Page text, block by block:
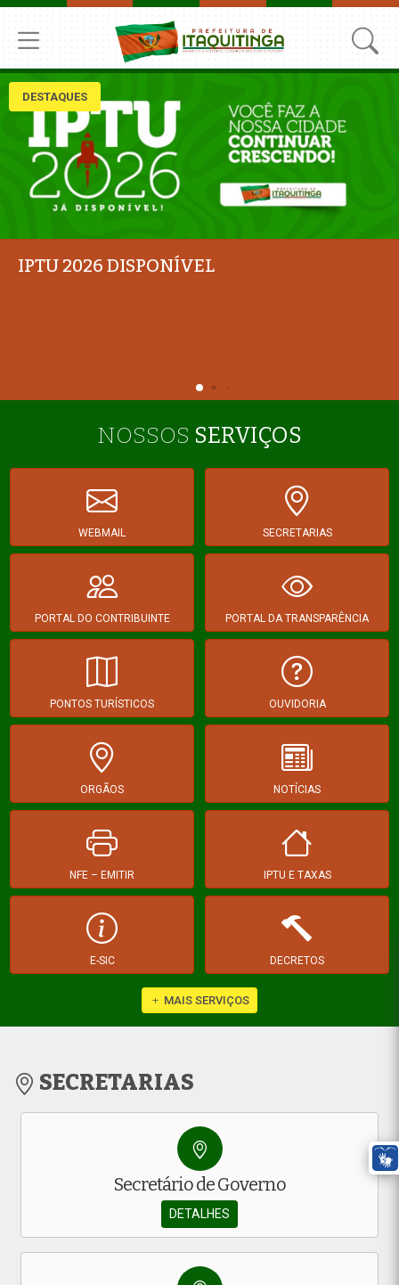
DESTAQUES
NOSSOS SERVIÇOS
WEBMAIL SECRETARIAS
PORTAL DO CONTRIBUINTE PORTAL DA TRANSPARÊNCIA
PONTOS TURÍSTICOS OUVIDORIA
ORGÃOS NOTÍCIAS
NFE – EMITIR IPTU E TAXAS
E-SIC DECRETOS
MAIS SERVIÇOS
SECRETARIAS
Secretário de Governo
DETALHES